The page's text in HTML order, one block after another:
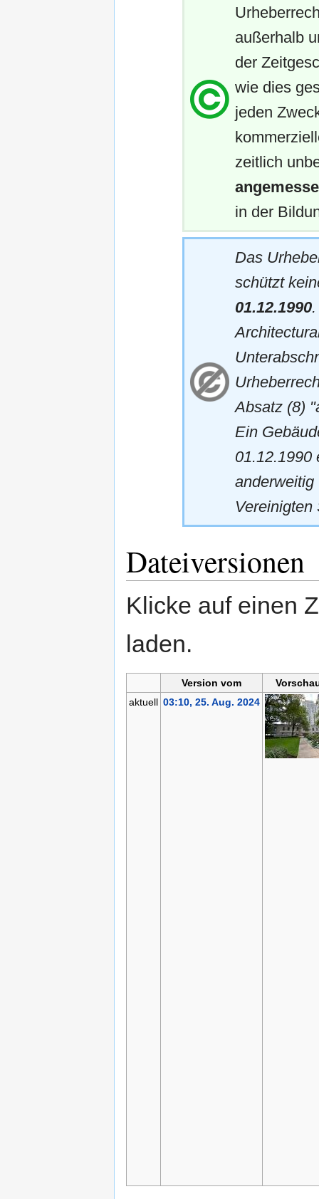
außerhalb
der
wie dies
jeden
zeitlich
in der
Das
schützt
01.12.1990
Absatz (8)
Ein
01.12.1990
anderweitig
Vereinigten
Dateiversionen
Klicke auf einen
laden.
Version vom
aktuell 03:10, 25. Aug. 2024